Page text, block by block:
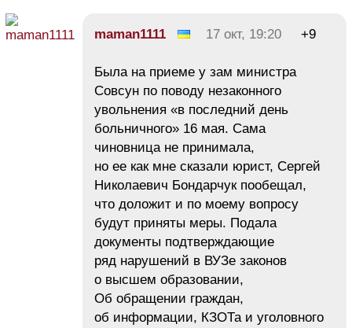
maman1111 17 окт, 19:20 +9
Была на приеме у зам министра
Совсун по поводу незаконного
увольнения «в последний день
больничного» 16 мая. Сама
чиновница не принимала,
но ее как мне сказали юрист, Сергей
Николаевич Бондарчук пообещал,
что доложит и по моему вопросу
будут приняты меры. Подала
документы подтверждающие
ряд нарушений в ВУЗе законов
о высшем образовании,
Об обращении граждан,
об информации, КЗОТа и уголовного